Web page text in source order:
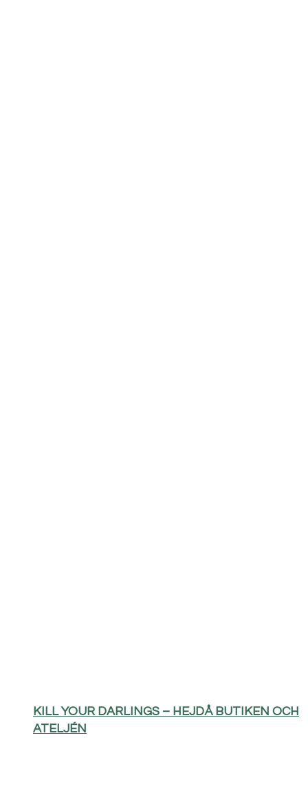
KILL YOUR DARLINGS – HEJDÅ BUTIKEN OCH
ATELJÉN